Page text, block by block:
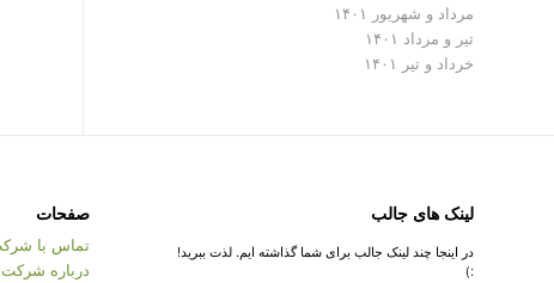
مرداد و شهریور ۱۴۰۱
تیر و مرداد ۱۴۰۱
خرداد و تیر ۱۴۰۱
لینک های جالب
در اینجا چند لینک جالب برای شما گذاشته ایم. لذت ببرید!
:)
صفحات
تماس با
درباره